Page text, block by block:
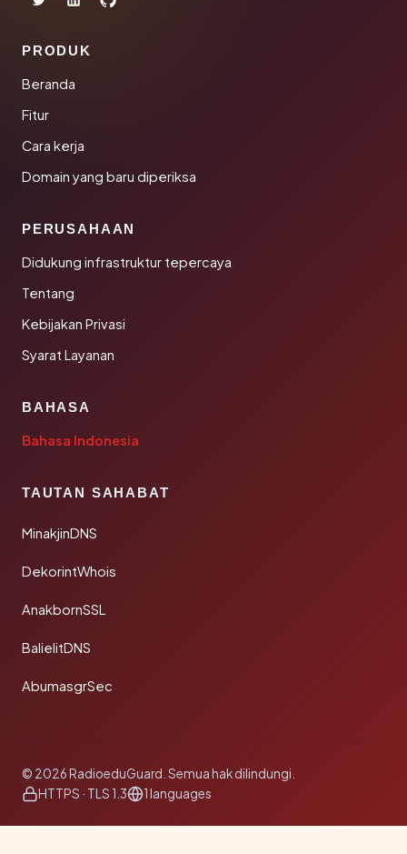
PRODUK
Beranda
Fitur
Cara kerja
Domain yang baru diperiksa
PERUSAHAAN
Didukung infrastruktur tepercaya
Tentang
Kebijakan Privasi
Syarat Layanan
BAHASA
Bahasa Indonesia
TAUTAN SAHABAT
MinakjinDNS
DekorintWhois
AnakbornSSL
BalielitDNS
AbumasgrSec
© 2026 RadioeduGuard. Semua hak dilindungi.
HTTPS · TLS 1.3
1 languages